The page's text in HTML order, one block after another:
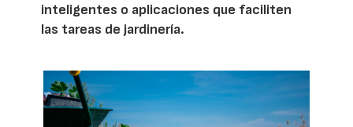
inteligentes o aplicaciones que faciliten
las tareas de jardinería.